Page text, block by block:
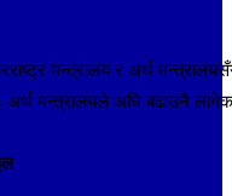
मन्त्रालय र अर्थ
मन्त्रालयले अघि बढाउनै